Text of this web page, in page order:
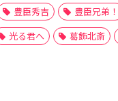
豊臣秀吉
豊臣兄弟！
光る君へ
葛飾北斎